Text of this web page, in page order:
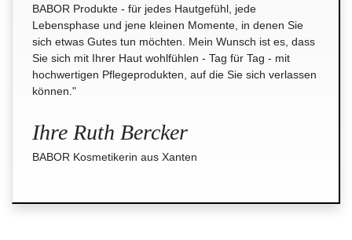
BABOR Produkte - für jedes Hautgefühl, jede
Lebensphase und jene kleinen Momente, in denen Sie
sich etwas Gutes tun möchten. Mein Wunsch ist es, dass
Sie sich mit Ihrer Haut wohlfühlen - Tag für Tag - mit
hochwertigen Pflegeprodukten, auf die Sie sich verlassen
können."
Ihre Ruth Bercker
BABOR Kosmetikerin aus Xanten